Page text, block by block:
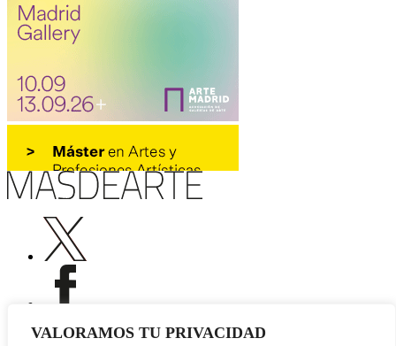
VALORAMOS TU PRIVACIDAD